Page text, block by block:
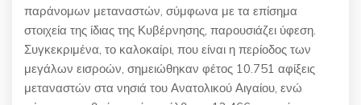
παράνομων μεταναστών, σύμφωνα με τα επίσημα
στοιχεία της ίδιας της Κυβέρνησης, παρουσιάζει ύφεση.
Συγκεκριμένα, το καλοκαίρι, που είναι η περίοδος των
μεγάλων εισροών, σημειώθηκαν φέτος 10.751 αφίξεις
μεταναστών στα νησιά του Ανατολικού Αιγαίου, ενώ